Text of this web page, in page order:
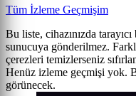
Tüm İzleme Geçmişim
Bu liste, cihazınızda
sunucuya gönderilmez.
çerezleri temizlerseniz
Henüz izleme geçmişi yok.
görünecek.